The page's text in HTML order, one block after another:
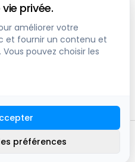
BC, V6P 6G5, Canada
2T8, Canada
Plan du site
privée.
améliorer votre
et fournir un contenu et
pouvez choisir les
préférences